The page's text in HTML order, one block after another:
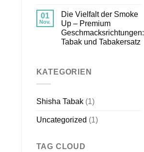
01
Nov.
Die Vielfalt der Smoke
Up – Premium
Geschmacksrichtungen:
Tabak und Tabakersatz
KATEGORIEN
Shisha Tabak(1)
Uncategorized (1)
TAG CLOUD